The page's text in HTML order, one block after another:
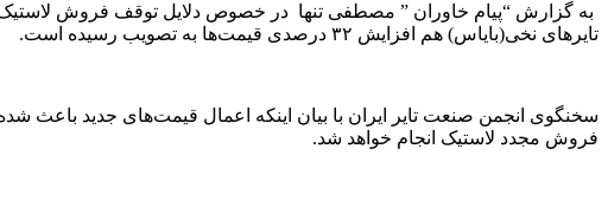
تایرهای نخی(بایاس) هم افزایش ۳۲ درصدی قیمت‌ها به تصویب رسیده است.
سخنگوی انجمن صنعت تایر ایران با بیان اینکه اعمال قیمت‌های جدید باعث
فروش مجدد لاستیک انجام خواهد شد.